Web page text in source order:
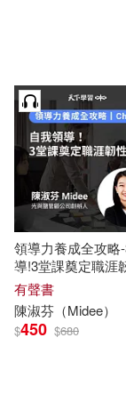
其他 (可複選)
現在可購買
作者/演唱/
價格
範圍
領導力養成全攻略
導!3堂課奠定職涯
書)
有聲書
陳淑芬 （Midee）
$450 $680